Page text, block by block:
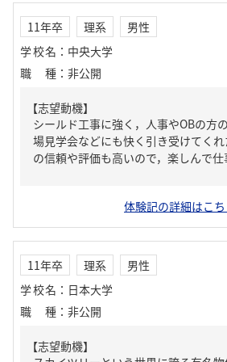
11年卒 理系
男性
学校名 ： 中央大学
職種 ： 非公開
【志望動機】
シールド工事に強く，人事やOBの方
場見学会などにも快く引き受けてく
の信頼や評価も高いので，楽しんで
体験記の詳細はこち
11年卒 理系
男性
学校名 ： 日本大学
職種 ： 非公開
【志望動機】